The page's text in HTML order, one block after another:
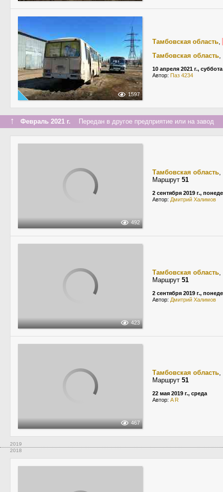
1597
Тамбовская область,
Тамбовская область,
10 апреля 2021 г., суббота
Автор: Паз 4234
↑ Февраль 2021 г. Передан в другое предприятие или на завод
492
Тамбовская область,
Маршрут 51
2 сентября 2019 г.,
Автор: Дмитрий Халимов
423
Тамбовская область,
Маршрут 51
2 сентября 2019 г.,
Автор: Дмитрий Халимов
467
Тамбовская область,
Маршрут 51
22 мая 2019 г., среда
Автор: A R
2019
2018